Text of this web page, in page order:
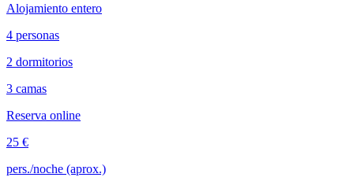
Alojamiento entero
4 personas
2 dormitorios
3 camas
Reserva online
25 €
pers./noche (aprox.)